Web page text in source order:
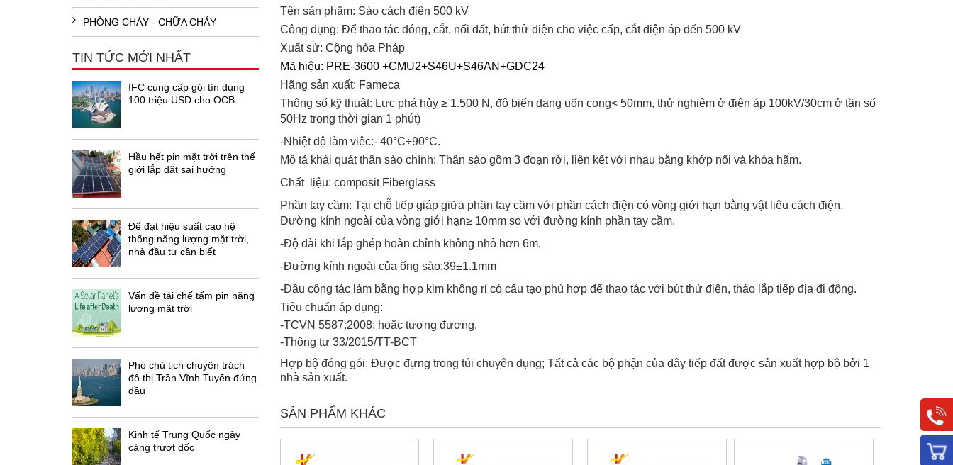
Tên sản phẩm: Sào cách điện 500 kV
Công dụng: Để thao tác đóng, cắt, nối đất, bút thử điện cho việc cấp, cắt điện áp đến 500 kV
Xuất sứ: Cộng hòa Pháp
Mã hiệu: PRE-3600 +CMU2+S46U+S46AN+GDC24
Hãng sản xuất: Fameca
Thông số kỹ thuật: Lực phá hủy ≥ 1.500 N, độ biến dạng uốn cong< 50mm, thử nghiệm ở điện áp 100kV/30cm ở tần số
50Hz trong thời gian 1 phút)
-Nhiệt độ làm việc:- 40°C÷90°C.
Mô tả khái quát thân sào chính: Thân sào gồm 3 đoạn rời, liên kết với nhau bằng khớp nối và khóa hãm.
Chất liệu: composit Fiberglass
Phần tay cầm: Tại chỗ tiếp giáp giữa phần tay cầm với phần cách điện có vòng giới hạn bằng vật liệu cách điện.
Đường kính ngoài của vòng giới hạn≥ 10mm so với đường kính phần tay cầm.
-Độ dài khi lắp ghép hoàn chỉnh không nhỏ hơn 6m.
-Đường kính ngoài của ống sào:39±1.1mm
-Đầu công tác làm bằng hợp kim không rỉ có cấu tạo phù hợp để thao tác với bút thử điện, tháo lắp tiếp địa đi động.
Tiêu chuẩn áp dụng:
-TCVN 5587:2008; hoặc tương đương.
-Thông tư 33/2015/TT-BCT
Hợp bộ đóng gói: Được đựng trong túi chuyên dụng; Tất cả các bộ phận của dây tiếp đất được sản xuất hợp bộ bởi 1
nhà sản xuất.
SẢN PHẨM KHÁC
PHÒNG CHÁY - CHỮA CHÁY
TIN TỨC MỚI NHẤT
IFC cung cấp gói tín dụng
100 triệu USD cho OCB
Hầu hết pin mặt trời trên thế
giới lắp đặt sai hướng
Để đạt hiệu suất cao hệ
thống năng lượng mặt trời,
nhà đầu tư cần biết
Vấn đề tái chế tấm pin năng
lượng mặt trời
Phó chủ tịch chuyên trách
đô thị Trần Vĩnh Tuyến đứng
đầu
Kinh tế Trung Quốc ngày
càng trượt dốc